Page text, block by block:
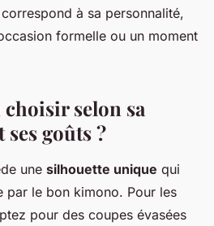
à sa personnalité,
formelle ou un moment
selon sa
goûts ?
une silhouette unique qui
par le bon kimono. Pour les
pour des coupes évasées